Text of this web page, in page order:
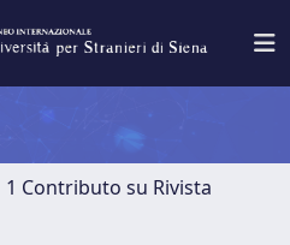
1 Contributo su Rivista